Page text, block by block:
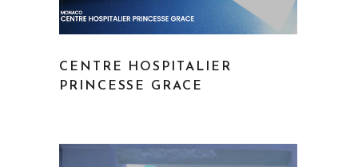
CENTRE HOSPITALIER
PRINCESSE GRACE